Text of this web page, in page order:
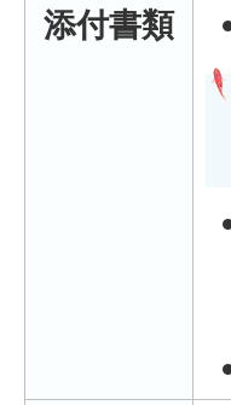
添付書類